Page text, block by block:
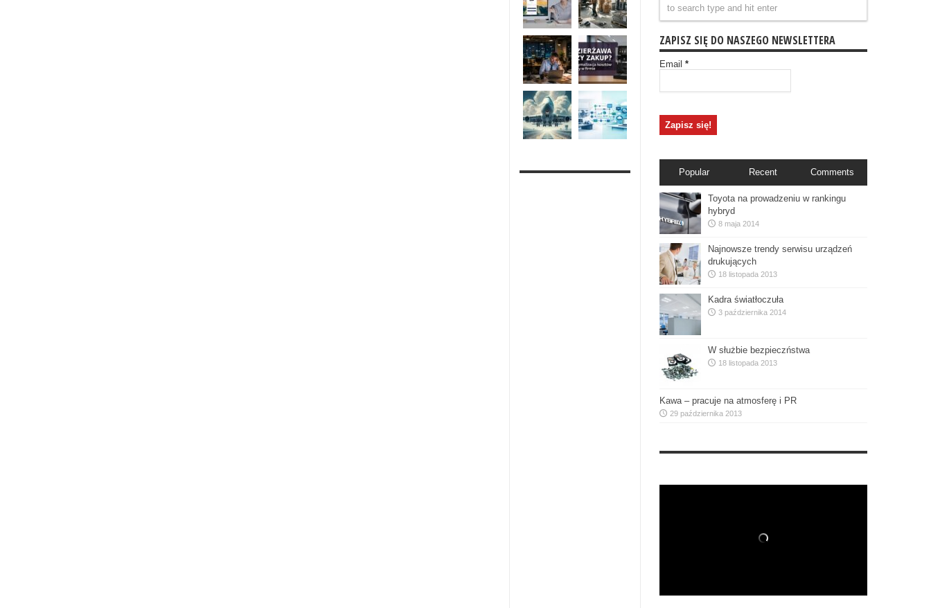
ZAPISZ SIĘ DO NASZEGO NEWSLETTERA
Email *
Popular Recent Comments
Toyota na prowadzeniu w rankingu
hybryd
8 maja 2014
Najnowsze trendy serwisu urządzeń
drukujących
18 listopada 2013
Kadra światłoczuła
3 października 2014
W służbie bezpieczństwa
18 listopada 2013
Kawa – pracuje na atmosferę i PR
29 października 2013